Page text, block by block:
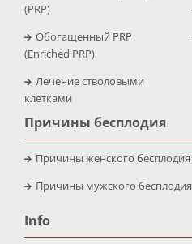
(PRP)
Обогащенный PRP
(Enriched PRP)
Лечение стволовыми
клетками
Причины бесплодия
Причины женского бесплодия
Причины мужского бесплодия
Info